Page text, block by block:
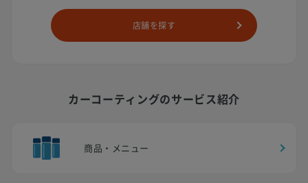
店舗を探す
カーコーティングのサービス紹介
商品・メニュー